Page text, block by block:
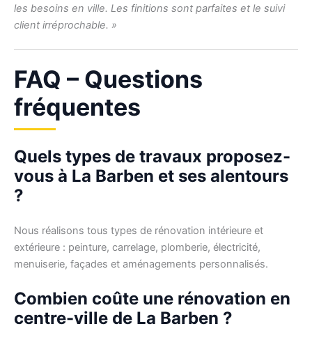
les besoins en ville. Les finitions sont parfaites et le suivi
client irréprochable. »
FAQ – Questions
fréquentes
Quels types de travaux proposez-
vous à La Barben et ses alentours
?
Nous réalisons tous types de rénovation intérieure et
extérieure : peinture, carrelage, plomberie, électricité,
menuiserie, façades et aménagements personnalisés.
Combien coûte une rénovation en
centre-ville de La Barben ?